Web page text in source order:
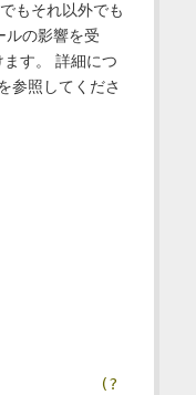
もそれ以外でも
ルの影響を受
す。 詳細につ
参照してくださ
(?